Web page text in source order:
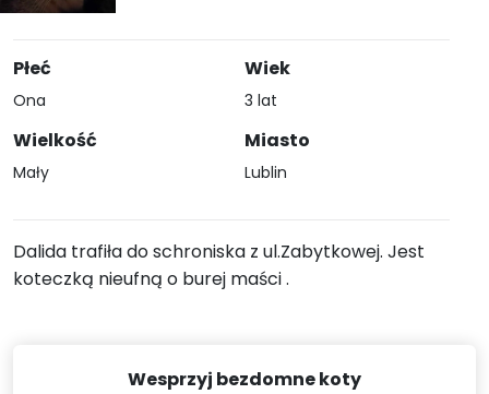
Płeć
Ona
Wielkość
Mały
Wiek
3 lat
Miasto
Lublin
Dalida trafiła do schroniska z ul.Zabytkowej. Jest
koteczką nieufną o burej maści .
Wesprzyj bezdomne koty